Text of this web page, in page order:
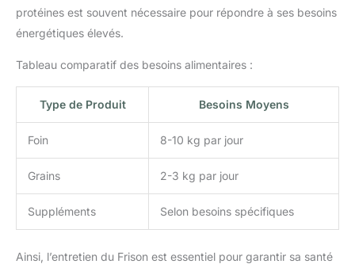
protéines est souvent nécessaire pour répondre à ses besoins
énergétiques élevés.
Tableau comparatif des besoins alimentaires :
Type de Produit Besoins Moyens
Foin 8-10 kg par jour
Grains 2-3 kg par jour
Suppléments Selon besoins spécifiques
Ainsi, l’entretien du Frison est essentiel pour garantir sa santé